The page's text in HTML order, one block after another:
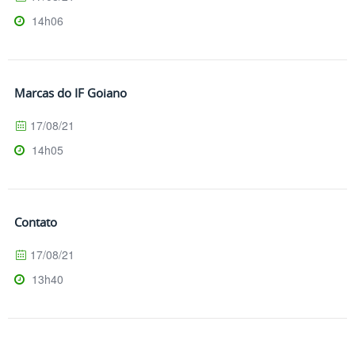
14h06
Marcas do IF Goiano
17/08/21
14h05
Contato
17/08/21
13h40